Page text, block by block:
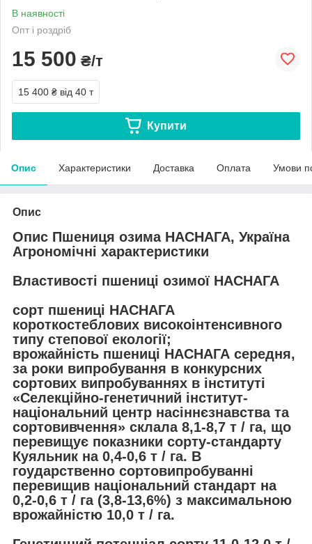
В наявності
Опт і роздріб
15 500 ₴/т
15 400 ₴ від 40 т
Купити
Опис Характеристики Доставка Оплата Умови
Опис
Опис Пшениця озима НАСНАГА, Україна
Агрономічні характеристики
Властивості пшениці озимої НАСНАГА
сорт пшениці НАСНАГА
короткостеблових високоінтенсивного
типу степової екології;
врожайність пшениці НАСНАГА середня,
за роки випробування в конкурсних
сортових випробуваннях в інституті
«Селекційно-генетичний інститут-
національний центр насіннєзнавства та
сортовивчення» склала 8,1-8,7 т / га, що
перевищує показники сорту-стандарту
Куяльник на 0,4-0,6 т / га. В
гоударственно сортовипробуванні
перевищив національний стандарт на
0,2-0,6 т / га (3,8-13,6%) з максимальною
врожайністю 10,0 т / га.